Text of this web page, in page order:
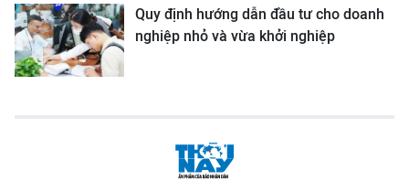
Quy định hướng dẫn đầu tư cho doanh
nghiệp nhỏ và vừa khởi nghiệp